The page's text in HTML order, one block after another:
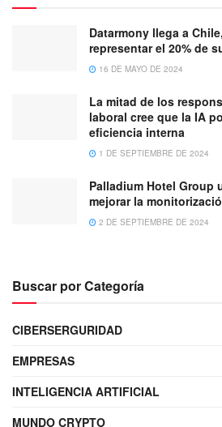
Datarmony llega a
representar el 20% de
16 DE MAYO DE 2024
La mitad de los
laboral cree que la IA
eficiencia interna
1 DE SEPTIEMBRE DE 2024
Palladium Hotel Group
mejorar la
2 DE SEPTIEMBRE DE 2024
Buscar por Categoría
CIBERSERGURIDAD
EMPRESAS
INTELIGENCIA ARTIFICIAL
MUNDO CRYPTO